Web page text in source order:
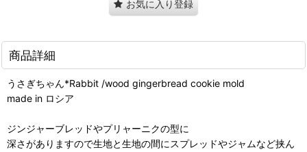
お気に入り登録
商品詳細
うさぎちゃん*Rabbit /wood gingerbread cookie mold
made in ロシア
ジンジャーブレッドやプリャーニクの型に
深さがありますので生地と生地の間にスプレッドやジャムなど挟ん